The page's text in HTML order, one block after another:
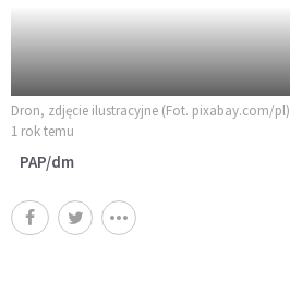
Dron, zdjęcie ilustracyjne (Fot. pixabay.com/pl)
1 rok temu
PAP/dm